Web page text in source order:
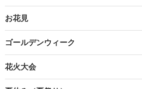
お花見
ゴールデンウィーク
花火大会